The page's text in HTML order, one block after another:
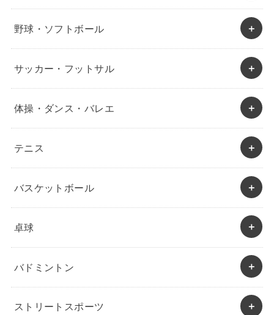
野球・ソフトボール
サッカー・フットサル
体操・ダンス・バレエ
テニス
バスケットボール
卓球
バドミントン
ストリートスポーツ